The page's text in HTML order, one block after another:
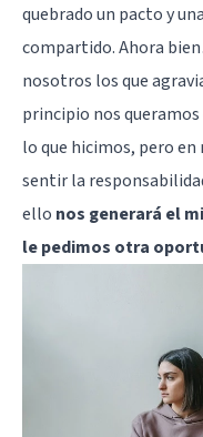
quebrado un pacto y
compartido. Ahora
nosotros los que
principio nos
lo que hicimos, pero
sentir la
ello nos generará el
le pedimos otra